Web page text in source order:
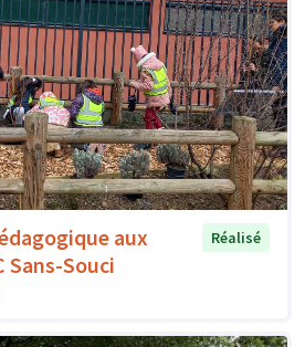
aux
Sans-Souci
Réalisé